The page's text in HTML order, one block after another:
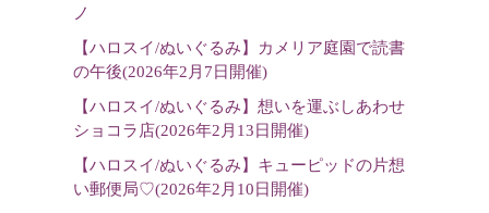
ノ
【ハロスイ/ぬいぐるみ】カメリア庭園で読書
の午後(2026年2月7日開催)
【ハロスイ/ぬいぐるみ】想いを運ぶしあわせ
ショコラ店(2026年2月13日開催)
【ハロスイ/ぬいぐるみ】キューピッドの片想
い郵便局♡(2026年2月10日開催)